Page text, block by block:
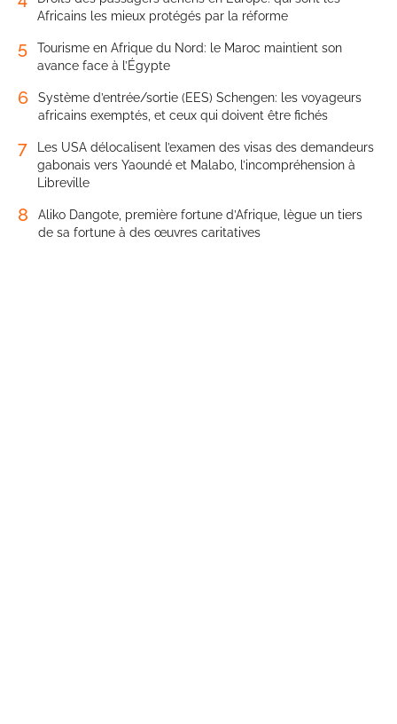
Africains les mieux protégés par la réforme
5
Tourisme en Afrique du Nord: le Maroc maintient son
avance face à l’Égypte
6
Système d’entrée/sortie (EES) Schengen: les voyageurs
africains exemptés, et ceux qui doivent être fichés
7
Les USA délocalisent l’examen des visas des demandeurs
gabonais vers Yaoundé et Malabo, l’incompréhension à
Libreville
8
Aliko Dangote, première fortune d’Afrique, lègue un tiers
de sa fortune à des œuvres caritatives